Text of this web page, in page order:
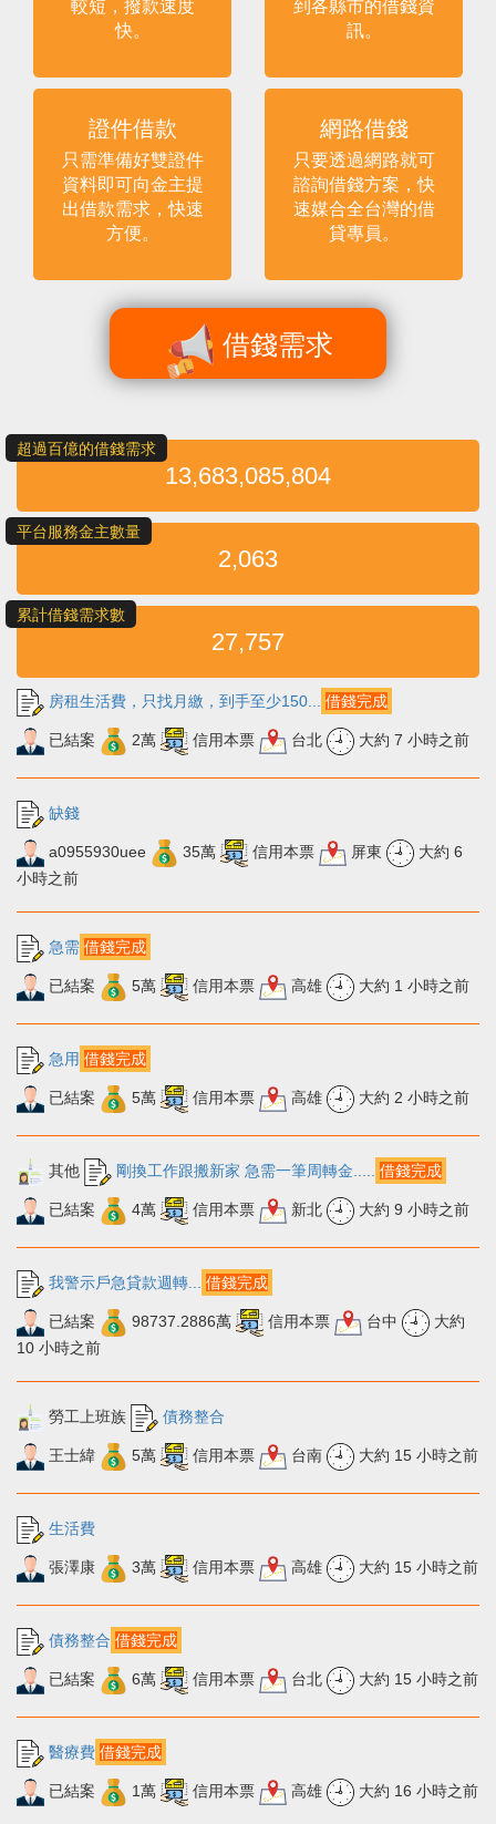
較短，撥款速度
快。
到各縣市的借錢資
訊。
證件借款
只需準備好雙證件
資料即可向金主提
出借款需求，快速
方便。
網路借錢
只要透過網路就可
諮詢借錢方案，快
速媒合全台灣的借
貸專員。
借錢需求
超過百億的借錢需求
13,683,085,804
平台服務金主數量
2,063
累計借錢需求數
27,757
房租生活費，只找月繳，到手至少150... 借錢完成
已結案 2萬 信用本票 台北 大約 7 小時之前
缺錢
a0955930uee 35萬 信用本票 屏東
大約 6
小時之前
急需 借錢完成
已結案 5萬 信用本票 高雄 大約 1 小時之前
急用 借錢完成
已結案 5萬 信用本票 高雄 大約 2 小時之前
其他 剛換工作跟搬新家 急需一筆周轉金..... 借錢完成
已結案 4萬 信用本票 新北 大約 9 小時之前
我警示戶急貸款週轉... 借錢完成
已結案 98737.2886萬 信用本票 台中
大約
10 小時之前
勞工上班族 債務整合
王士緯 5萬 信用本票 台南 大約 15 小時之前
生活費
張澤康 3萬 信用本票 高雄 大約 15 小時之前
債務整合 借錢完成
已結案 6萬 信用本票 台北 大約 15 小時之前
醫療費 借錢完成
已結案 1萬 信用本票 高雄 大約 16 小時之前